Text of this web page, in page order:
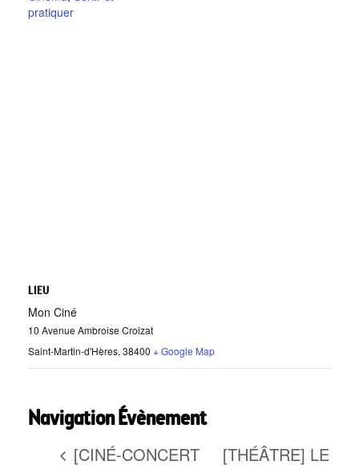
pratiquer
LIEU
Mon Ciné
10 Avenue Ambroise Croizat
Saint-Martin-d'Hères, 38400 + Google Map
Navigation Évènement
[CINÉ-CONCERT [THÉÂTRE] LE